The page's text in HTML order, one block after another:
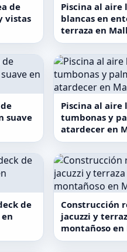
de
vistas
Piscina al aire
blancas en
terraza en
suave
Piscina al
tumbonas y
atardecer en
de
Construcción
jacuzzi y
montañoso